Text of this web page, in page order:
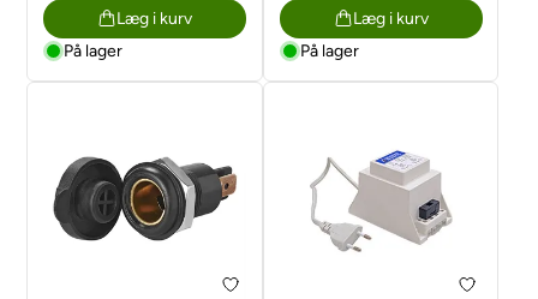
Læg i kurv
På lager
Læg i kurv
På lager